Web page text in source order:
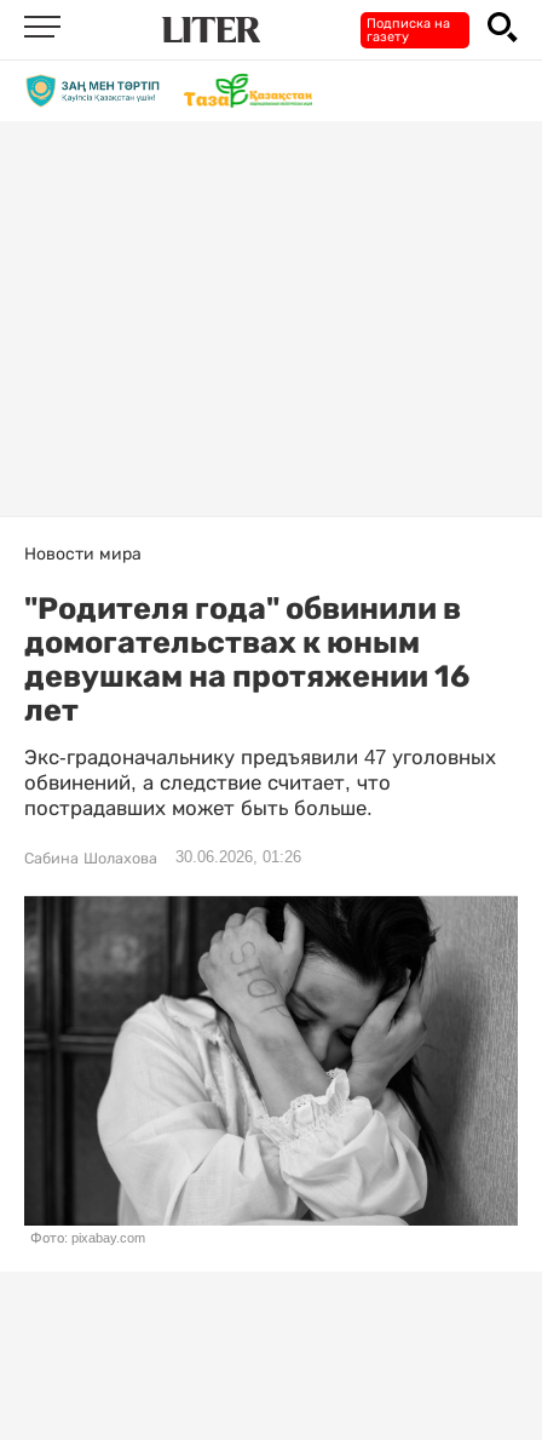
Подписка на
газету
Новости мира
"Родителя года" обвинили в
домогательствах к юным
девушкам на протяжении 16
лет
Экс-градоначальнику предъявили 47 уголовных
обвинений, а следствие считает, что
пострадавших может быть больше.
Сабина Шолахова 30.06.2026, 01:26
Фото: pixabay.com